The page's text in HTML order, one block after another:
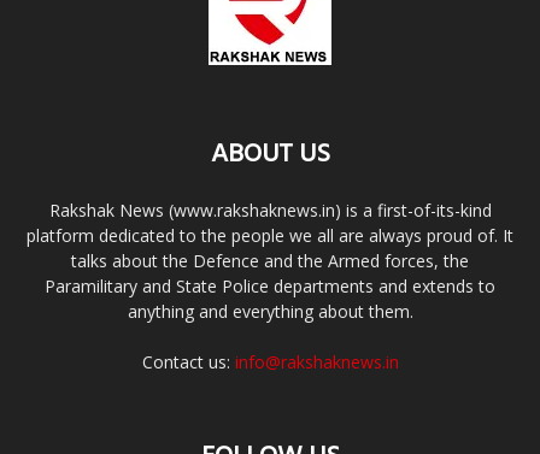
ABOUT US
Rakshak News (www.rakshaknews.in) is a first-of-its-kind
platform dedicated to the people we all are always proud of. It
talks about the Defence and the Armed forces, the
Paramilitary and State Police departments and extends to
anything and everything about them.
Contact us: info@rakshaknews.in